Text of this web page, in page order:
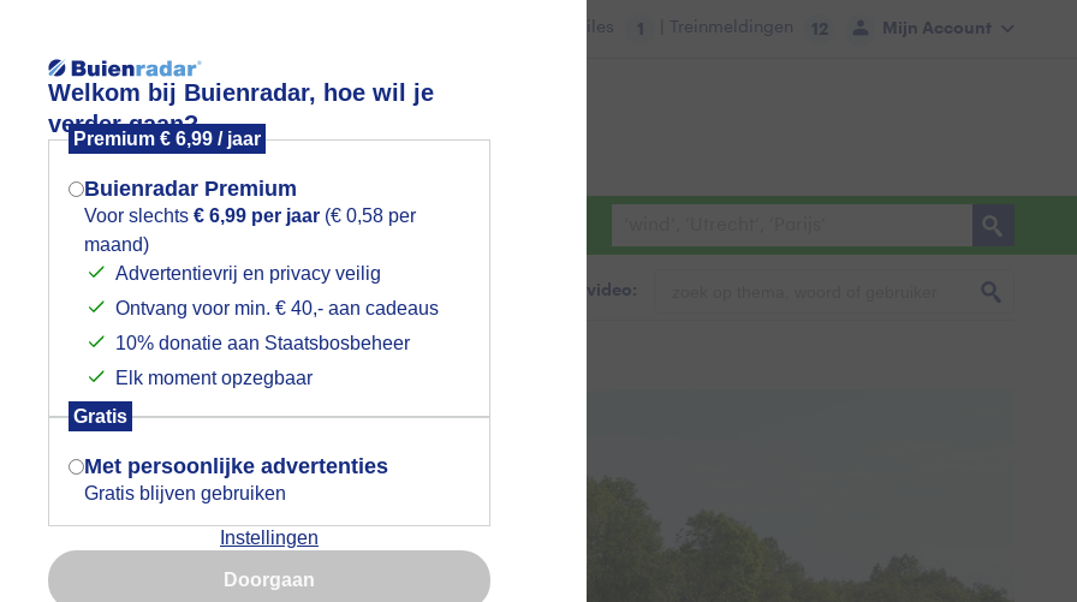
Welkom bij Buienradar, hoe wil je
verder gaan?
Premium € 6,99 / jaar
Buienradar Premium
Voor slechts € 6,99 per jaar (€ 0,58 per
maand)
Advertentievrij en privacy veilig
Ontvang voor min. € 40,- aan cadeaus
10% donatie aan Staatsbosbeheer
Elk moment opzegbaar
Gratis
Met persoonlijke advertenties
Gratis blijven gebruiken
Instellingen
Doorgaan
Mijn Account
Files 1 | Treinmeldingen 12
Foto en video Weerzine
Zoeken in foto & video:
Mogen we je locatie gebruiken voor
het weer?
Indien je hier nog geen akkoord op hebt
gegeven, verschijnt er zo een pop-up uit
je browser waarin deze toestemming
gevraagd wordt.
Is goed, toon de popup
Nu niet, misschien later